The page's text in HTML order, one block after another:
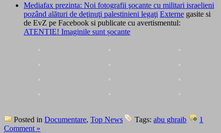
Mediafax prezinta: Noi fotografii şocante cu militari israelieni
pozând alături de deţinuţi palestinieni legaţi Externe gasite si
de EvZ pe Facebook si publicate cu avertismentul:
ATENTIE! Imaginile sunt șocante
Posted in Documentare, Top News Tags: abu ghraib
1
Comment »